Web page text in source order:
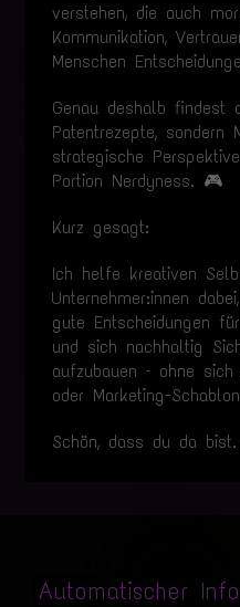
verstehen, die auch
Kommunikation,
Menschen
Genau deshalb findest
Patentrezepte, sondern
strategische
Portion Nerdyness. 🎮
Kurz gesagt:
Ich helfe kreativen
Unternehmer:innen
gute Entscheidungen
und sich nachhaltig
aufzubauen – ohne
oder Marketing-
Schön, dass du da bist.
Automatischer